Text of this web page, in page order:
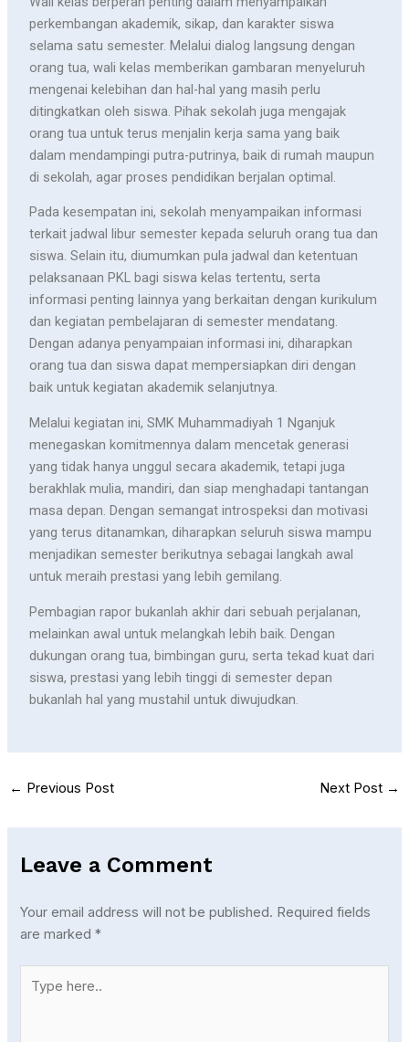
perkembangan akademik, sikap, dan karakter siswa
selama satu semester. Melalui dialog langsung dengan
orang tua, wali kelas memberikan gambaran menyeluruh
mengenai kelebihan dan hal-hal yang masih perlu
ditingkatkan oleh siswa. Pihak sekolah juga mengajak
orang tua untuk terus menjalin kerja sama yang baik
dalam mendampingi putra-putrinya, baik di rumah maupun
di sekolah, agar proses pendidikan berjalan optimal.
Pada kesempatan ini, sekolah menyampaikan informasi
terkait jadwal libur semester kepada seluruh orang tua dan
siswa. Selain itu, diumumkan pula jadwal dan ketentuan
pelaksanaan PKL bagi siswa kelas tertentu, serta
informasi penting lainnya yang berkaitan dengan kurikulum
dan kegiatan pembelajaran di semester mendatang.
Dengan adanya penyampaian informasi ini, diharapkan
orang tua dan siswa dapat mempersiapkan diri dengan
baik untuk kegiatan akademik selanjutnya.
Melalui kegiatan ini, SMK Muhammadiyah 1 Nganjuk
menegaskan komitmennya dalam mencetak generasi
yang tidak hanya unggul secara akademik, tetapi juga
berakhlak mulia, mandiri, dan siap menghadapi tantangan
masa depan. Dengan semangat introspeksi dan motivasi
yang terus ditanamkan, diharapkan seluruh siswa mampu
menjadikan semester berikutnya sebagai langkah awal
untuk meraih prestasi yang lebih gemilang.
Pembagian rapor bukanlah akhir dari sebuah perjalanan,
melainkan awal untuk melangkah lebih baik. Dengan
dukungan orang tua, bimbingan guru, serta tekad kuat dari
siswa, prestasi yang lebih tinggi di semester depan
bukanlah hal yang mustahil untuk diwujudkan.
← Previous Post Next Post →
Leave a Comment
Your email address will not be published. Required fields
are marked*
here..